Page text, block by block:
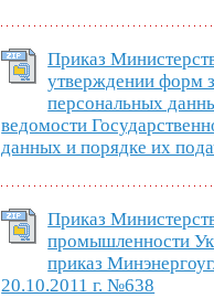
Приказ
утверждении форм
персональных
ведомости
данных и порядке их
Приказ
промышленности
приказ
20.10.2011 г. №638